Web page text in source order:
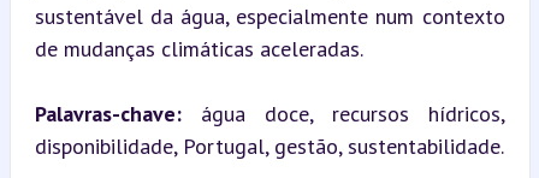
sustentável da água, especialmente num contexto
de mudanças climáticas aceleradas.
Palavras-chave: água doce, recursos hídricos,
disponibilidade, Portugal, gestão, sustentabilidade.